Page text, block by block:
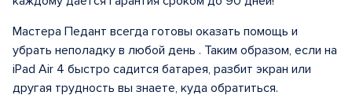
Мастера Педант всегда готовы оказать помощь и
убрать неполадку в любой день . Таким образом, если на
iPad Air 4 быстро садится батарея, разбит экран или
другая трудность вы знаете, куда обратиться.